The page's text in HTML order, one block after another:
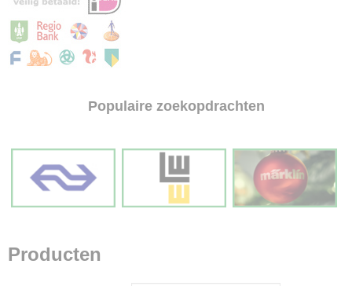
Populaire zoekopdrachten
Producten